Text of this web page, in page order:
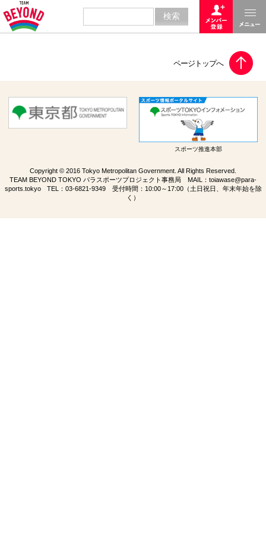
スポーツ推進本部
Copyright © 2016 Tokyo Metropolitan Government. All Rights Reserved.
TEAM BEYOND TOKYO パラスポーツプロジェクト事務局 MAIL： toiawase@para-
sports.tokyoTEL： 03-6821-9349受付時間：10:00～17:00（土日祝日、年末年始を除
く）